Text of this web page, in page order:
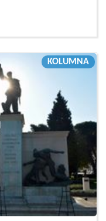
KOLUMNA